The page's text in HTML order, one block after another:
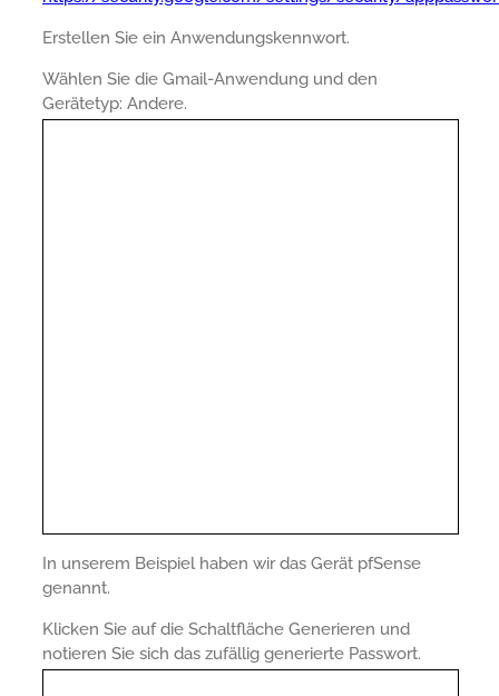
Erstellen Sie ein Anwendungskennwort.
Wählen Sie die Gmail-Anwendung und den
Gerätetyp: Andere.
In unserem Beispiel haben wir das Gerät pfSense
genannt.
Klicken Sie auf die Schaltfläche Generieren und
notieren Sie sich das zufällig generierte Passwort.